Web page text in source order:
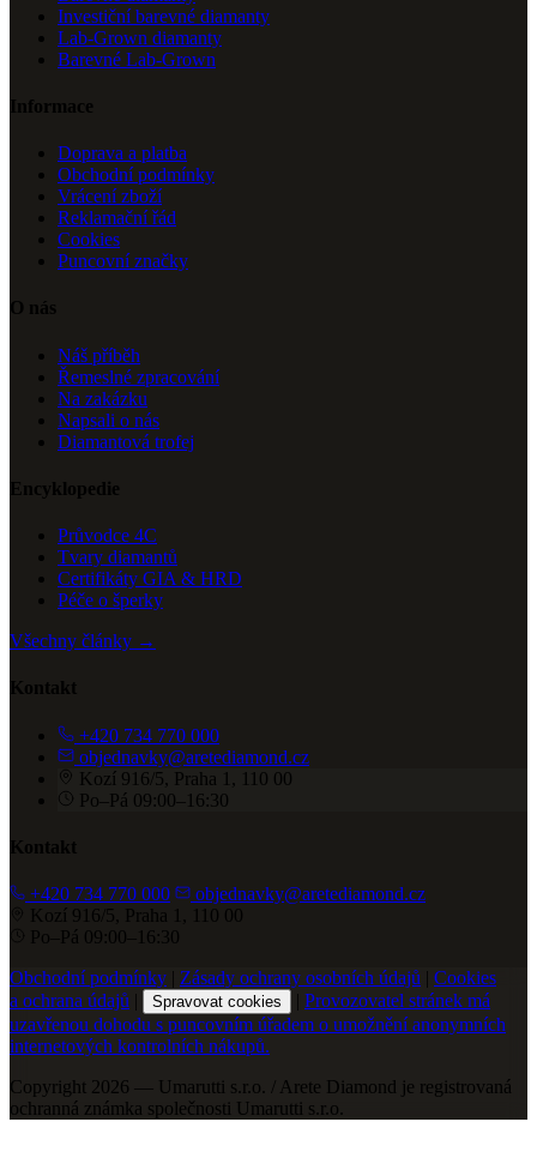
Investiční barevné diamanty
Lab-Grown diamanty
Barevné Lab-Grown
Informace
Doprava a platba
Obchodní podmínky
Vrácení zboží
Reklamační řád
Cookies
Puncovní značky
O nás
Náš příběh
Řemeslné zpracování
Na zakázku
Napsali o nás
Diamantová trofej
Encyklopedie
Průvodce 4C
Tvary diamantů
Certifikáty GIA & HRD
Péče o šperky
Všechny články →
Kontakt
+420 734 770 000
objednavky@aretediamond.cz
Kozí 916/5, Praha 1, 110 00
Po–Pá 09:00–16:30
Kontakt
+420 734 770 000
objednavky@aretediamond.cz
Kozí 916/5, Praha 1, 110 00
Po–Pá 09:00–16:30
Obchodní podmínky | Zásady ochrany osobních údajů | Cookies
a ochrana údajů | Spravovat cookies | Provozovatel stránek má
uzavřenou dohodu s puncovním úřadem o umožnění anonymních
internetových kontrolních nákupů.
Copyright 2026 — Umarutti s.r.o. / Arete Diamond je registrovaná
ochranná známka společnosti Umarutti s.r.o.